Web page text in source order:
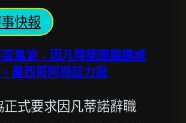
快報
風波：因凡蒂諾面臨挪威
墨西哥阿根廷力挺
式要求因凡蒂諾辭職